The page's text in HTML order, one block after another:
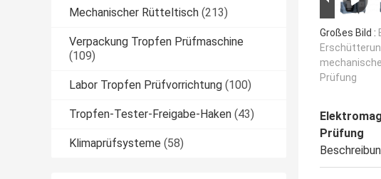
Mechanischer Rütteltisch (213)
Verpackung Tropfen Prüfmaschine
(109)
Labor Tropfen Prüfvorrichtung (100)
Tropfen-Tester-Freigabe-Haken (43)
Klimaprüfsysteme (58)
Großes Bild :
Prüfung
Prüfung